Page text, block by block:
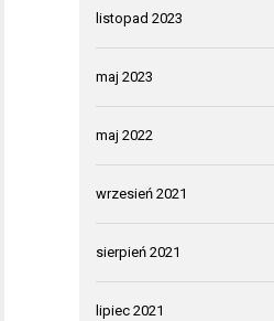
listopad 2023
maj 2023
maj 2022
wrzesień 2021
sierpień 2021
lipiec 2021